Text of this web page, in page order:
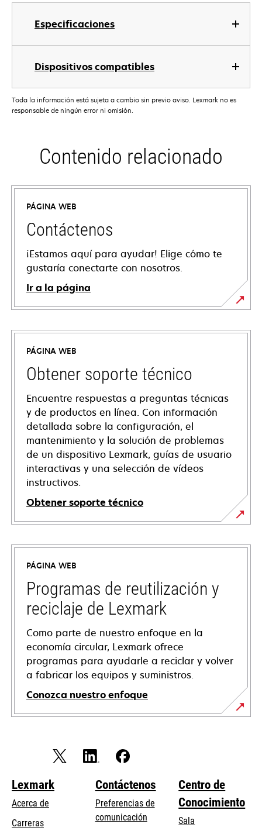
Especificaciones
Dispositivos compatibles
Toda la información está sujeta a cambio sin previo aviso. Lexmark no es
responsable de ningún error ni omisión.
Contenido relacionado
PÁGINA WEB
Contáctenos
¡Estamos aquí para ayudar! Elige cómo te
gustaría conectarte con nosotros.
Ir a la página
PÁGINA WEB
Obtener soporte técnico
Encuentre respuestas a preguntas técnicas
y de productos en línea. Con información
detallada sobre la configuración, el
mantenimiento y la solución de problemas
de un dispositivo Lexmark, guías de usuario
interactivas y una selección de vídeos
instructivos.
Obtener soporte técnico
se
abre
una
pestaña
nueva
PÁGINA WEB
Programas de reutilización y
reciclaje de Lexmark
Como parte de nuestro enfoque en la
economía circular, Lexmark ofrece
programas para ayudarle a reciclar y volver
a fabricar los equipos y suministros.
Conozca nuestro enfoque
Lexmark
Acerca de
Carreras
Contáctenos
Preferencias de
comunicación
Centro de
Conocimiento
Sala